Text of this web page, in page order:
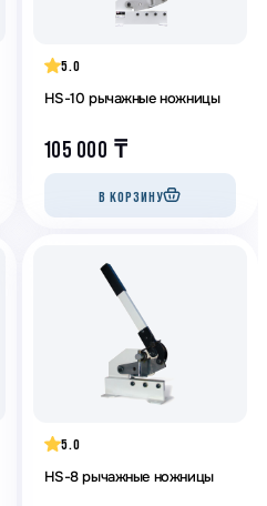
5.0
HS-10 рычажные ножницы
105 000 ₸
В КОРЗИНУ
5.0
HS-8 рычажные ножницы